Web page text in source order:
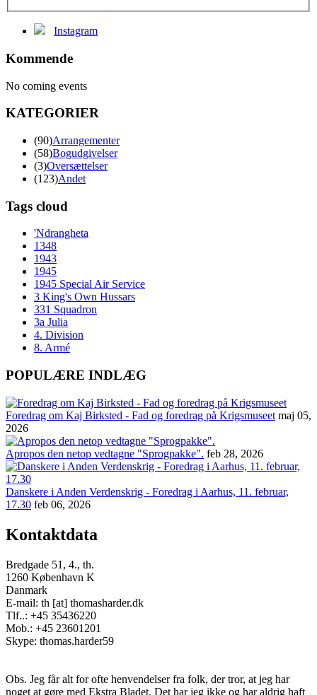
Instagram
Kommende
No coming events
KATEGORIER
(90)Arrangementer
(58)Bogudgivelser
(3)Oversættelser
(123)Andet
Tags cloud
'Ndrangheta
1348
1943
1945
1945 Special Air Service
3 King's Own Hussars
331 Squadron
3a Julia
4. Division
8. Armé
POPULÆRE INDLÆG
Foredrag om Kaj Birksted - Fad og foredrag på Krigsmuseet maj 05,
2026
Apropos den netop vedtagne "Sprogpakke". feb 28, 2026
Danskere i Anden Verdenskrig - Foredrag i Aarhus, 11. februar,
17.30 feb 06, 2026
Kontaktdata
Bredgade 51, 4., th.
1260 København K
Danmark
E-mail: th [at] thomasharder.dk
Tlf..: +45 35436220
Mob.: +45 23601201
Skype: thomas.harder59
Obs. Jeg får alt for ofte henvendelser fra folk, der tror, at jeg har
noget at gøre med Ekstra Bladet. Det har jeg ikke og har aldrig haft